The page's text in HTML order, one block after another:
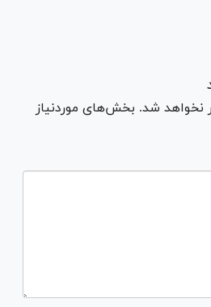
نخواهد شد. بخش‌های موردنیاز